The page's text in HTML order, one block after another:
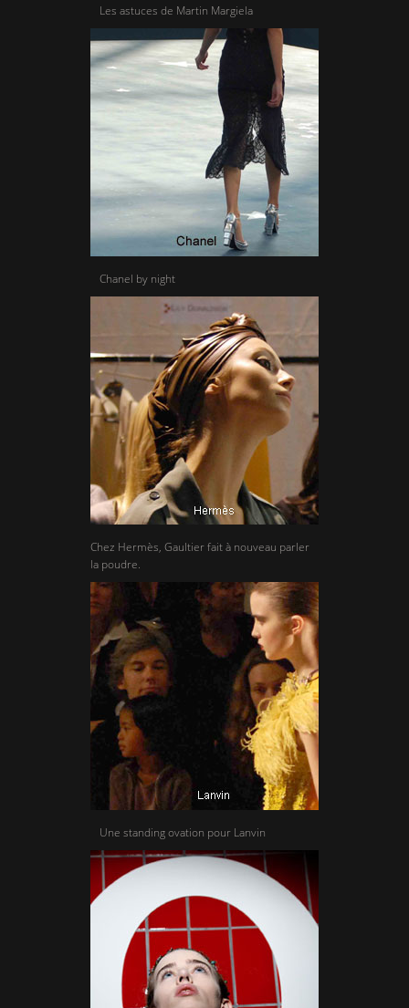
Les astuces de Martin Margiela
Chanel by night
Chez Hermès, Gaultier fait à nouveau parler
la poudre.
Une standing ovation pour Lanvin